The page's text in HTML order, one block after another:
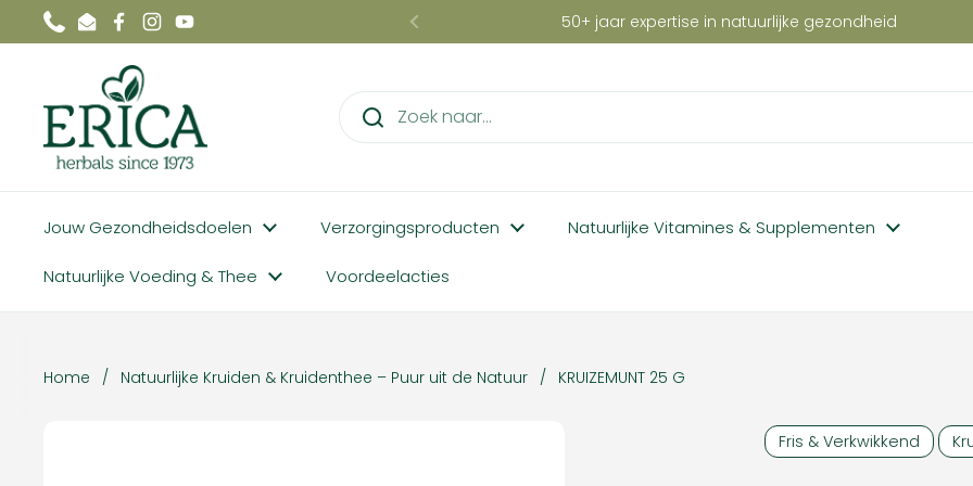
Ga naar content
PhoneEmailFacebook
Instagram
YouTube Vorige 50+ jaar expertise in natuurlijke gezondheid
Jouw Gezondheidsdoelen Verzorgingsproducten Natuurlijke Vitamines & Supplementen
Natuurlijke Voeding & Thee Voordeelacties
Home / Natuurlijke Kruiden & Kruidenthee – Puur uit de Natuur / KRUIZEMUNT 25 G
Fris & Verkwikkend